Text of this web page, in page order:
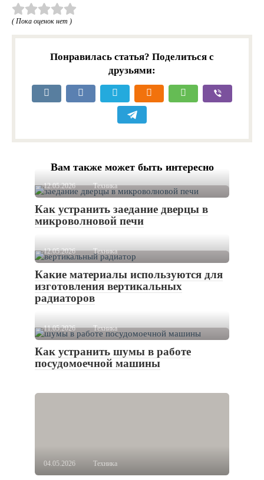
( Пока оценок нет )
Понравилась статья? Поделиться с
друзьями:
Вам также может быть интересно
12.05.2026 Техника
Как устранить заедание дверцы в
микроволновой печи
12.05.2026 Техника
Какие материалы используются для
изготовления вертикальных
радиаторов
11.05.2026 Техника
Как устранить шумы в работе
посудомоечной машины
04.05.2026 Техника